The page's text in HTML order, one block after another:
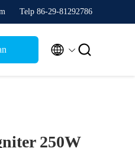
Telp 86-29-81292786
 
250W